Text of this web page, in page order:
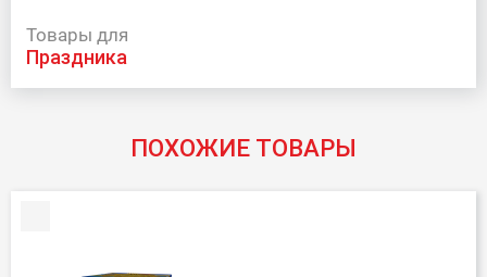
Товары для
праздника
ПОХОЖИЕ ТОВАРЫ